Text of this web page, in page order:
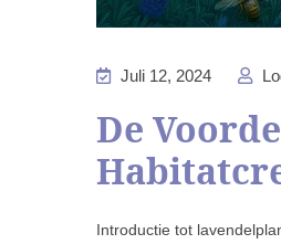
Juli 12, 2024
De
Introductie tot